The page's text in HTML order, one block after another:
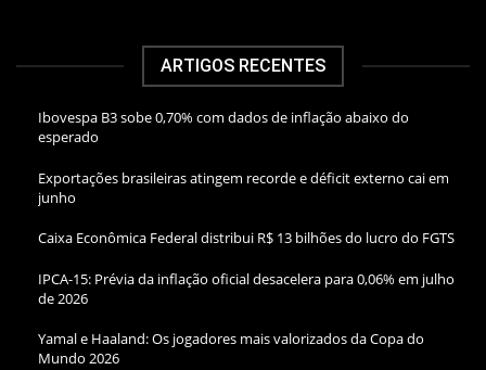
ARTIGOS RECENTES
Ibovespa B3 sobe 0,70% com dados de inflação abaixo do
esperado
Exportações brasileiras atingem recorde e déficit externo cai em
junho
Caixa Econômica Federal distribui R$ 13 bilhões do lucro do FGTS
IPCA-15: Prévia da inflação oficial desacelera para 0,06% em julho
de 2026
Yamal e Haaland: Os jogadores mais valorizados da Copa do
Mundo 2026